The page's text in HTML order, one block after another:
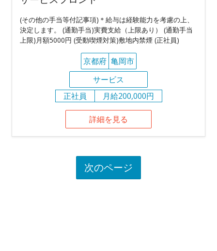
(その他の手当等付記事項)＊給与は経験能力を考慮の上、
決定します。 (通勤手当)実費支給（上限あり） (通勤手当
上限)月額5000円 (受動喫煙対策)敷地内禁煙 (正社員)
京都府 亀岡市
サービス
正社員
月給200,000円
詳細を見る
次のページ